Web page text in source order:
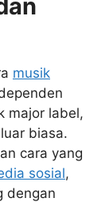
musik
major label,
biasa.
cara yang
sosial,
dengan